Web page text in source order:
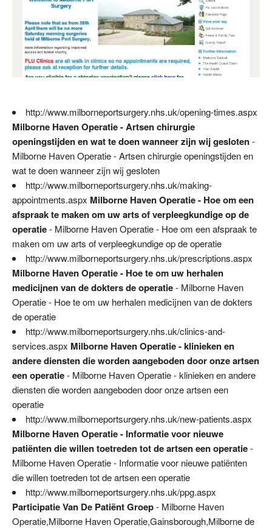
http://www.milborneportsurgery.nhs.uk/opening-times.aspx
Milborne Haven Operatie - Artsen chirurgie
openingstijden en wat te doen wanneer zijn wij gesloten-
Milborne Haven Operatie - Artsen chirurgie openingstijden en
wat te doen wanneer zijn wij gesloten
http://www.milborneportsurgery.nhs.uk/making-
appointments.aspx Milborne Haven Operatie - Hoe om een
afspraak te maken om uw arts of verpleegkundige op de
operatie- Milborne Haven Operatie - Hoe om een afspraak te
maken om uw arts of verpleegkundige op de operatie
http://www.milborneportsurgery.nhs.uk/prescriptions.aspx
Milborne Haven Operatie - Hoe te om uw herhalen
medicijnen van de dokters de operatie- Milborne Haven
Operatie - Hoe te om uw herhalen medicijnen van de dokters
de operatie
http://www.milborneportsurgery.nhs.uk/clinics-and-
services.aspx Milborne Haven Operatie - klinieken en
andere diensten die worden aangeboden door onze artsen
een operatie- Milborne Haven Operatie - klinieken en andere
diensten die worden aangeboden door onze artsen een
operatie
http://www.milborneportsurgery.nhs.uk/new-patients.aspx
Milborne Haven Operatie - Informatie voor nieuwe
patiënten die willen toetreden tot de artsen een operatie-
Milborne Haven Operatie - Informatie voor nieuwe patiënten
die willen toetreden tot de artsen een operatie
http://www.milborneportsurgery.nhs.uk/ppg.aspx
Participatie Van De Patiënt Groep- Milborne Haven
Operatie,Milborne Haven Operatie,Gainsborough,Milborne de